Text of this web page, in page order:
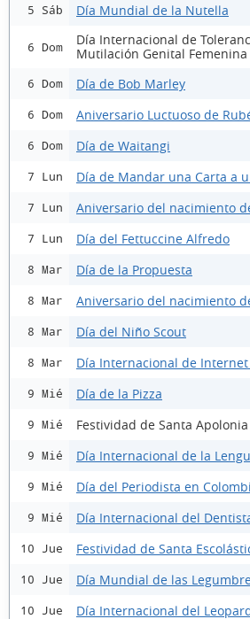
5 Sáb Día Mundial de la Nutella
6 Dom
Día Internacional de
Mutilación Genital Femenina
6 Dom Día de Bob Marley
6 Dom Aniversario Luctuoso de
6 Dom Día de Waitangi
7 Lun Día de Mandar una Carta a
7 Lun Aniversario del nacimiento
7 Lun Día del Fettuccine Alfredo
8 Mar Día de la Propuesta
8 Mar Aniversario del nacimiento
8 Mar Día del Niño Scout
8 Mar Día Internacional de Internet
9 Mié Día de la Pizza
9 Mié Festividad de Santa Apolonia
9 Mié Día Internacional de la
9 Mié Día del Periodista en
9 Mié Día Internacional del
10 Jue Festividad de Santa
10 Jue Día Mundial de las
10 Jue Día Internacional del